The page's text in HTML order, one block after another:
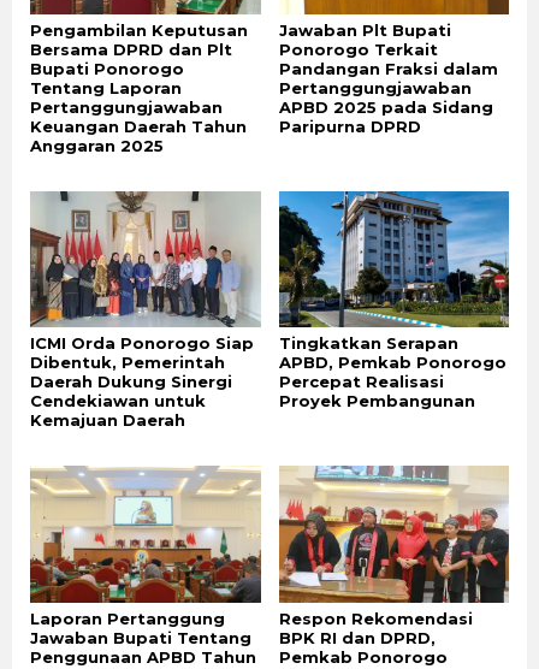
Pengambilan Keputusan
Bersama DPRD dan Plt
Bupati Ponorogo
Tentang Laporan
Pertanggungjawaban
Keuangan Daerah Tahun
Anggaran 2025
Jawaban Plt Bupati
Ponorogo Terkait
Pandangan Fraksi dalam
Pertanggungjawaban
APBD 2025 pada Sidang
Paripurna DPRD
ICMI Orda Ponorogo Siap
Dibentuk, Pemerintah
Daerah Dukung Sinergi
Cendekiawan untuk
Kemajuan Daerah
Tingkatkan Serapan
APBD, Pemkab Ponorogo
Percepat Realisasi
Proyek Pembangunan
Laporan Pertanggung
Jawaban Bupati Tentang
Penggunaan APBD Tahun
Respon Rekomendasi
BPK RI dan DPRD,
Pemkab Ponorogo